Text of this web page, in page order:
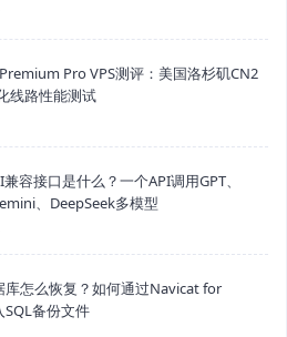
Pro VPS测评：美国洛杉矶CN2
线路性能测试
容接口是什么？一个API调用GPT、
、DeepSeek多模型
库怎么恢复？如何通过Navicat for
SQL备份文件